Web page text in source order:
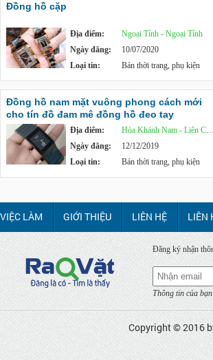
Đồng hồ cặp
Địa điểm:
Ngoại Tỉnh - Ngoại Tỉnh
Ngày đăng:
10/07/2020
Loại tin:
Bán thời trang, phụ kiện
Đồng hồ nam mặt vuông phong cách mới
cho tín đồ đam mê đồng hồ đeo tay
Địa điểm:
Hòa Khánh Nam - Liên Chiểu
Ngày đăng:
12/12/2019
Loại tin:
Bán thời trang, phụ kiện
VIỆC LÀM GIỚI THIỆU LIÊN HỆ LIÊN
Đăng ký nhận
Thông tin của
Copyright © 2016